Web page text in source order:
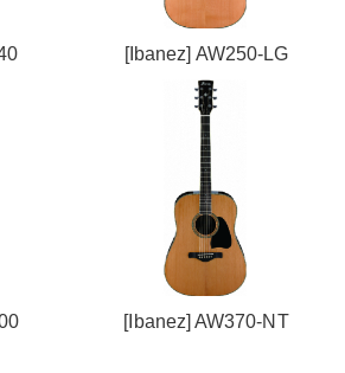
[Ibanez] AW250-LG
[Ibanez] AW370-NT